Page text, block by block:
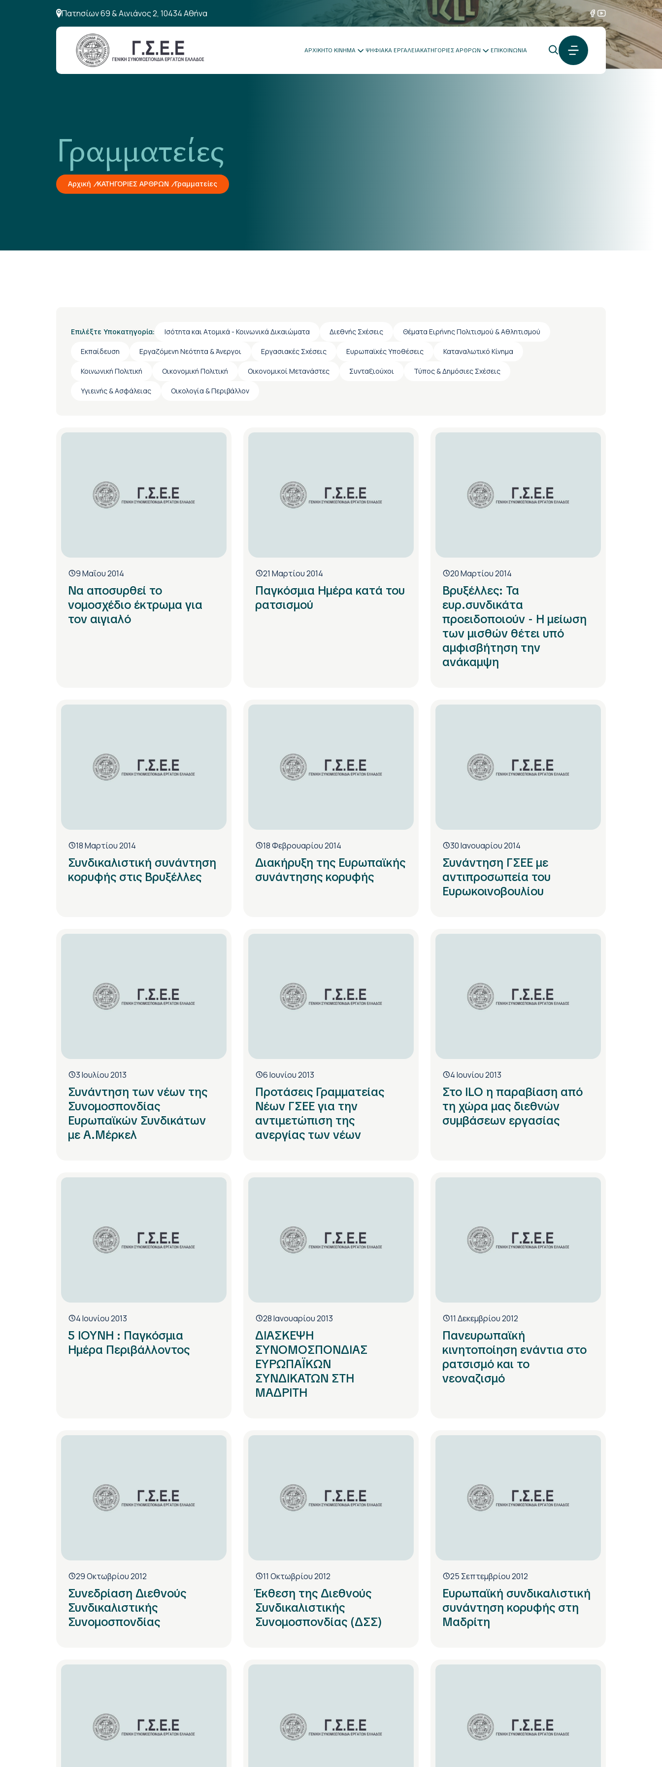
Πατησίων 69 & Αινιάνος 2, 10434 Αθήνα
ΑΡΧΙΚΗΤΟ ΚΙΝΗΜΑ ΨΗΦΙΑΚΑ ΕΡΓΑΛΕΙΑΚΑΤΗΓΟΡΙΕΣ ΑΡΘΡΩΝ ΕΠΙΚΟΙΝΩΝΙΑ
Γραμματείες
Αρχική ΚΑΤΗΓΟΡΙΕΣ ΑΡΘΡΩΝ Γραμματείες
Επιλέξτε Υποκατηγορία: Ισότητα και Ατομικά - Κοινωνικά Δικαιώματα Διεθνής Σχέσεις Θέματα Ειρήνης Πολιτισμού & Αθλητισμού
Εκπαίδευση Εργαζόμενη Νεότητα & Άνεργοι Εργασιακές Σχέσεις Ευρωπαϊκές Υποθέσεις Καταναλωτικό Κίνημα
Κοινωνική Πολιτική Οικονομική Πολιτική Οικονομικοί Μετανάστες Συνταξιούχοι Τύπος & Δημόσιες Σχέσεις
Υγιεινής & Ασφάλειας Οικολογία & Περιβάλλον
9 Μαΐου 2014
Να αποσυρθεί το
νομοσχέδιο έκτρωμα για
τον αιγιαλό
21 Μαρτίου 2014
Παγκόσμια Ημέρα κατά του
ρατσισμού
20 Μαρτίου 2014
Βρυξέλλες: Τα
ευρ.συνδικάτα
προειδοποιούν - Η μείωση
των μισθών θέτει υπό
αμφισβήτηση την
ανάκαμψη
18 Μαρτίου 2014
Συνδικαλιστική συνάντηση
κορυφής στις Βρυξέλλες
18 Φεβρουαρίου 2014
Διακήρυξη της Ευρωπαϊκής
συνάντησης κορυφής
30 Ιανουαρίου 2014
Συνάντηση ΓΣΕΕ με
αντιπροσωπεία του
Ευρωκοινοβουλίου
3 Ιουλίου 2013
Συνάντηση των νέων της
Συνομοσπονδίας
Ευρωπαϊκών Συνδικάτων
με Α.Μέρκελ
6 Ιουνίου 2013
Προτάσεις Γραμματείας
Νέων ΓΣΕΕ για την
αντιμετώπιση της
ανεργίας των νέων
4 Ιουνίου 2013
Στο ILO η παραβίαση από
τη χώρα μας διεθνών
συμβάσεων εργασίας
4 Ιουνίου 2013
5 IOYNH : Παγκόσμια
Ημέρα Περιβάλλοντος
28 Ιανουαρίου 2013
ΔΙΑΣΚΕΨΗ
ΣΥΝΟΜΟΣΠΟΝΔΙΑΣ
ΕΥΡΩΠΑΪΚΩΝ
ΣΥΝΔΙΚΑΤΩΝ ΣΤΗ
ΜΑΔΡΙΤΗ
11 Δεκεμβρίου 2012
Πανευρωπαϊκή
κινητοποίηση ενάντια στο
ρατσισμό και το
νεοναζισμό
29 Οκτωβρίου 2012
Συνεδρίαση Διεθνούς
Συνδικαλιστικής
Συνομοσπονδίας
11 Οκτωβρίου 2012
Έκθεση της Διεθνούς
Συνδικαλιστικής
Συνομοσπονδίας (ΔΣΣ)
25 Σεπτεμβρίου 2012
Ευρωπαϊκή συνδικαλιστική
συνάντηση κορυφής στη
Μαδρίτη